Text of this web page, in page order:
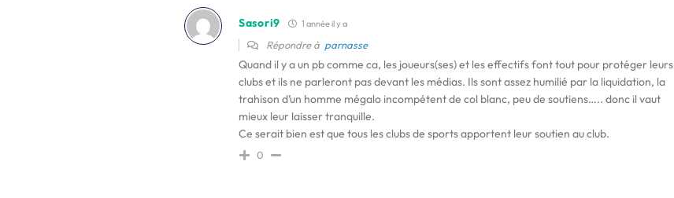
Sasori9 1 année il y a
Répondre à parnasse
Quand il y a un pb comme ca, les joueurs(ses) et les effectifs font tout pour protéger leurs
clubs et ils ne parleront pas devant les médias. Ils sont assez humilié par la liquidation, la
trahison d’un homme mégalo incompétent de col blanc, peu de soutiens….. donc il vaut
mieux leur laisser tranquille.
Ce serait bien est que tous les clubs de sports apportent leur soutien au club.
0